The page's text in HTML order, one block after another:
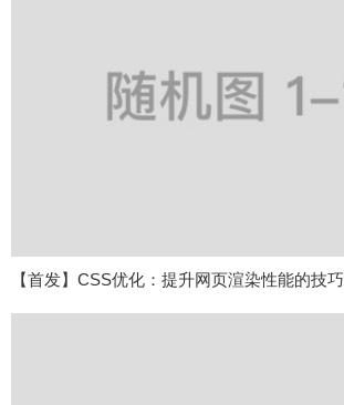
【首发】CSS优化：提升网页渲染性能的技巧